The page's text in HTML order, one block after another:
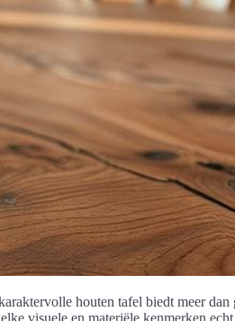
houten tafel biedt meer